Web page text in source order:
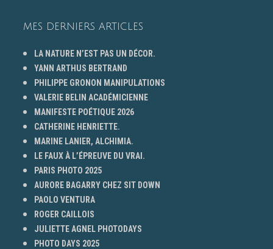
MES DERNIERS ARTICLES
LA NATURE N’EST PAS UN DÉCOR.
YANN ARTHUS BERTRAND
PHILIPPE GRONON MANIPULATIONS
VALERIE BELIN ACADÉMICIENNE
MANIFESTE POÉTIQUE 2026
CATHERINE HENRIETTE.
MARINE LANIER, ALCHIMIA.
LE FAUX À L’ÉPREUVE DU VRAI.
PARIS PHOTO 2025
AURORE BAGARRY CHEZ SIT DOWN
PAOLO VENTURA
ROGER CAILLOIS
JULIETTE AGNEL PHOTODAYS
PHOTO DAYS 2025